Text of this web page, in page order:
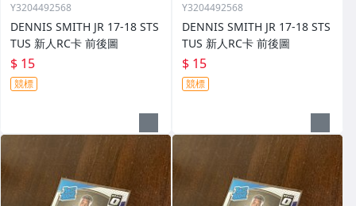
Y3204492568
DENNIS SMITH JR 17-18 STS
TUS 新人RC卡 前後圖
$ 15
競標
Y3204492568
DENNIS SMITH JR 17-18 STS
TUS 新人RC卡 前後圖
$ 15
競標